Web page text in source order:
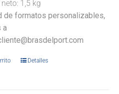
neto: 1,5 kg
de formatos personalizables,
a
Detalles